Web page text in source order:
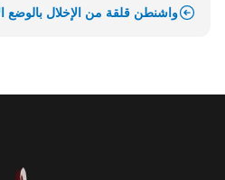
واشنطن قلقة من الإخلال بالوضع